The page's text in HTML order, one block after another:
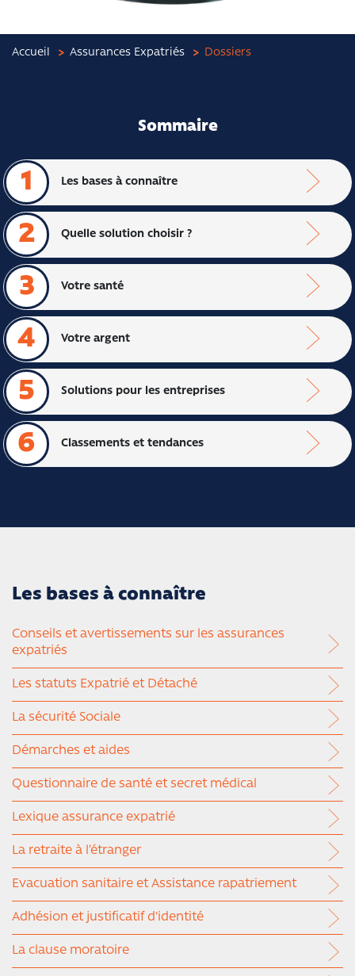
Accueil Assurances Expatriés Dossiers
Sommaire
1 Les bases à connaître
2 Quelle solution choisir ?
3 Votre santé
4 Votre argent
5 Solutions pour les entreprises
6 Classements et tendances
Les bases à connaître
Conseils et avertissements sur les assurances
expatriés
Les statuts Expatrié et Détaché
La sécurité Sociale
Démarches et aides
Questionnaire de santé et secret médical
Lexique assurance expatrié
La retraite à l’étranger
Evacuation sanitaire et Assistance rapatriement
Adhésion et justificatif d'identité
La clause moratoire